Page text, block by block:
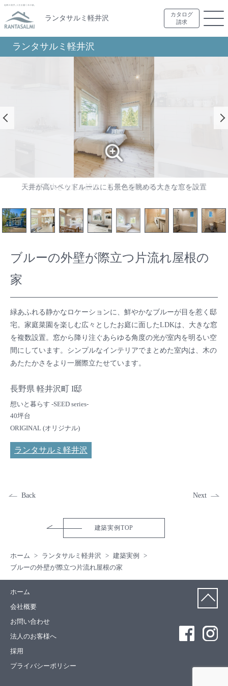
ランタサルミ軽井沢
カタログ
請求
ランタサルミ軽井沢
正面に大きな窓を設け、景色と採光を叶えたキッチン
天井が高いベッドルームにも景色を眺める大きな窓を設置
ブルーの外壁が際立つ片流れ屋根の
家
長野県 軽井沢町 I邸
想いと暮らす -SEED series-
40坪台
ORIGINAL (オリジナル)
ランタサルミ軽井沢
緑あふれる静かなロケーションに、鮮やかなブルーが目を惹く邸
宅。家庭菜園を楽しむ広々としたお庭に面したLDKは、大きな窓
を複数設置。窓から降り注ぐあらゆる角度の光が室内を明るい空
間にしています。シンプルなインテリアでまとめた室内は、木の
あたたかさをより一層際立たせています。
Back Next
建築実例TOP
ホーム ランタサルミ軽井沢
建築実例
ブルーの外壁が際立つ片流れ屋根の家
ホーム
会社概要
お問い合わせ
法人のお客様へ
採用
プライバシーポリシー